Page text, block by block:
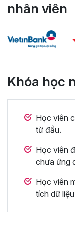
nhân viên
Khóa học
Học viên
từ đầu.
Học viên
chưa ứng
Học viên
tích dữ liệu